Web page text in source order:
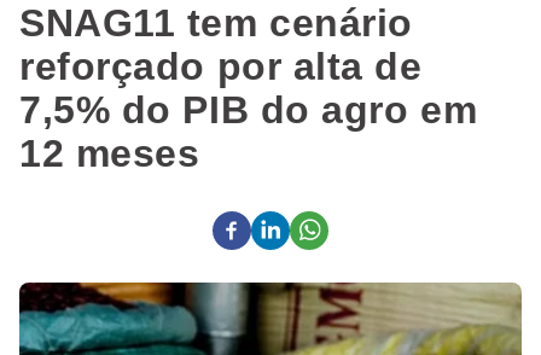
SNAG11 tem cenário
reforçado por alta de
7,5% do PIB do agro em
12 meses